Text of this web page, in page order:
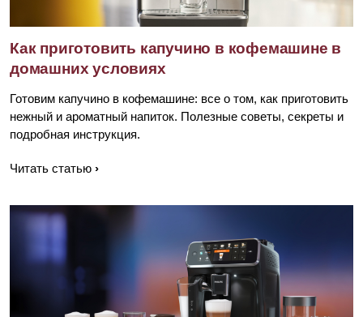
Как приготовить капучино в кофемашине в
домашних условиях
Готовим капучино в кофемашине: все о том, как приготовить
нежный и ароматный напиток. Полезные советы, секреты и
подробная инструкция.
Читать статью